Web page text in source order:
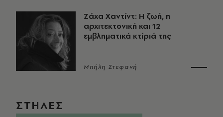
Ζάχα Χαντίντ: Η ζωή, η
αρχιτεκτονική και 12
εμβληματικά κτίριά της
Μπήλη Στεφανή
ΣΤΗΛΕΣ